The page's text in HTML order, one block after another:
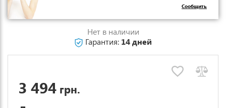
Сообщить
Нет в наличии
Гарантия: 14 дней
3 494 грн.